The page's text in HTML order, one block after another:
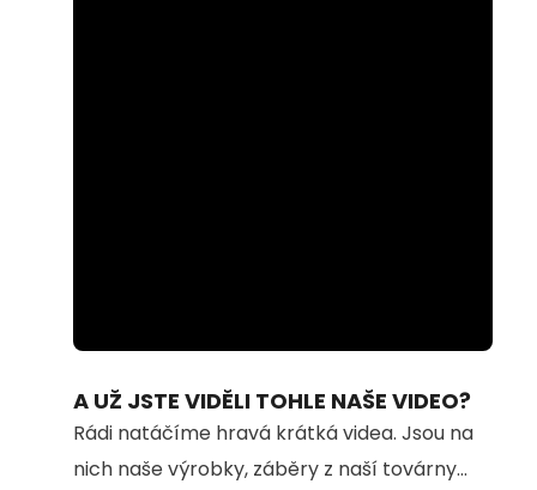
100.00%
A UŽ JSTE VIDĚLI TOHLE NAŠE VIDEO?
Rádi natáčíme hravá krátká videa. Jsou na
nich naše výrobky, záběry z naší továrny...